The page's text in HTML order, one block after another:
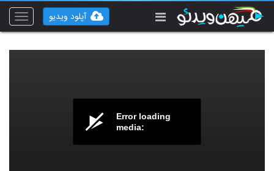
Toggle
آپلود ویدیو
Error loading
media: